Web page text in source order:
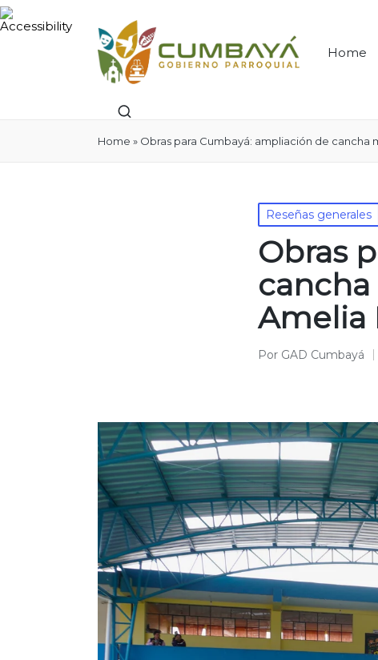
Home
Home » Obras para Cumbayá: ampliación de
Publicado
en
Reseñas generales
Obras
Amelia
Publicado
Por GAD Cumbayá